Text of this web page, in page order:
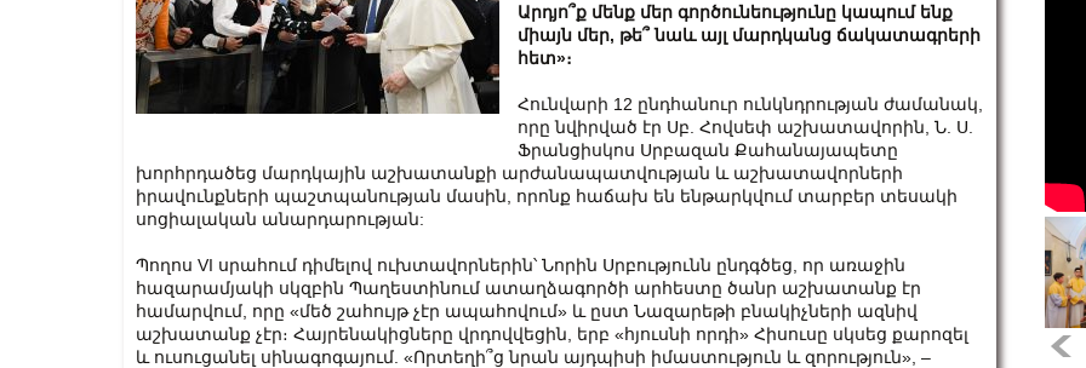
Արդյո՞ք մենք մեր գործունեությունը կապում ենք
միայն մեր, թե՞ նաև այլ մարդկանց ճակատագրերի
հետ»։
Հունվարի 12 ընդհանուր ունկնդրության ժամանակ,
որը նվիրված էր Սբ. Հովսեփ աշխատավորին, Ն. Ս.
Ֆրանցիսկոս Սրբազան Քահանայապետը
խորհրդածեց մարդկային աշխատանքի արժանապատվության և աշխատավորների
իրավունքների պաշտպանության մասին, որոնք հաճախ են ենթարկվում տարբեր տեսակի
սոցիալական անարդարության:
Պողոս VI սրահում դիմելով ուխտավորներին՝ Նորին Սրբությունն ընդգծեց, որ առաջին
հազարամյակի սկզբին Պաղեստինում ատաղձագործի արհեստը ծանր աշխատանք էր
համարվում, որը «մեծ շահույթ չէր ապահովում» և ըստ Նազարեթի բնակիչների ազնիվ
աշխատանք չէր։ Հայրենակիցները վրդովվեցին, երբ «հյուսնի որդի» Հիսուսը սկսեց քարոզել
և ուսուցանել սինագոգայում. «Որտեղի՞ց նրան այդպիսի իմաստություն և զորություն», –